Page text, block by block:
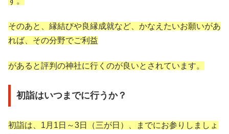
そのあと、縁結びや良縁成就など、かなえたいお願いがあ
れば、その分野でご利益
があると評判の神社に行くのが良いとされています。
初詣はいつまでに行うか？
初詣は、1月1日～3日（三が日）、までにお参りしましょ